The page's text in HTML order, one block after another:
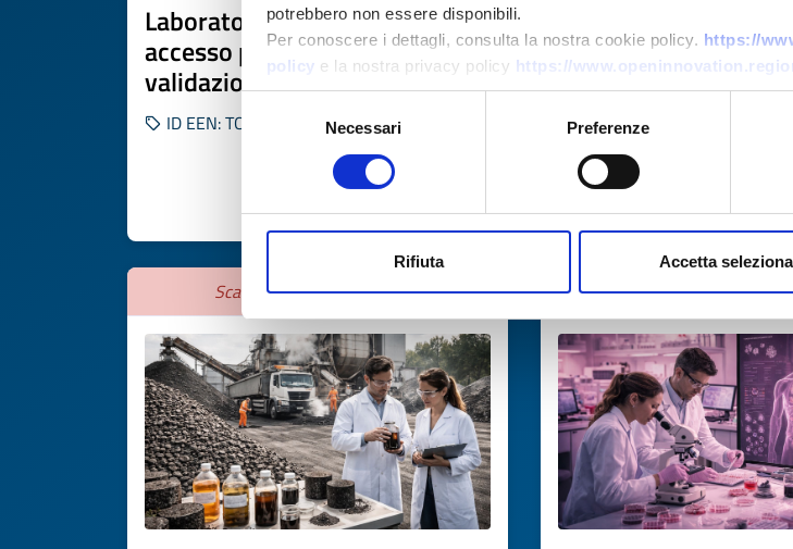
potrebbero non essere disponibili.
Per conoscere i dettagli, consulta la nostra cookie policy. https://
policy e la nostra privacy policy https://
del
Necessari Preferenze
Rifiuta Accetta
Laboratorio 5G austriaco offre
accesso per sviluppo e
validazione di applicazioni 5G
ID EEN: TOAT20260219006
SCOPRI DI PIÙ →
sviluppo software
dati e sistemi
ID EEN: BOTR20260225001
Scade il01 settembre 2026 Scade il11